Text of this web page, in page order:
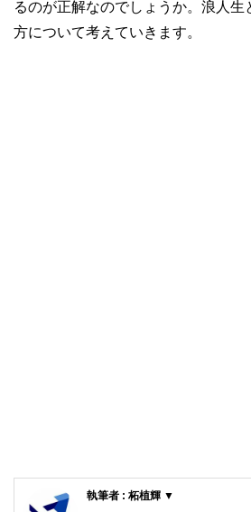
るのが正解なのでしょうか。浪人生
方について考えていきます。
執筆者 : 柘植輝 ▼